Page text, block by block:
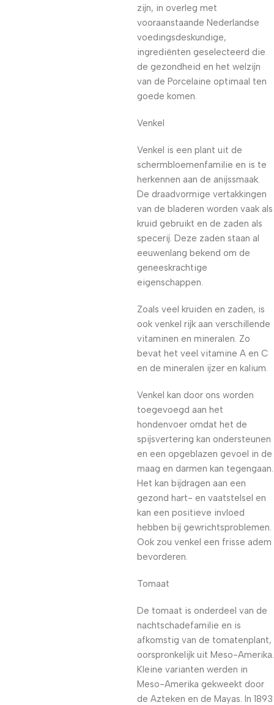
zijn, in overleg met
vooraanstaande Nederlandse
voedingsdeskundige,
ingrediënten geselecteerd die
de gezondheid en het welzijn
van de Porcelaine optimaal ten
goede komen.
Venkel
Venkel is een plant uit de
schermbloemenfamilie en is te
herkennen aan de anijssmaak.
De draadvormige vertakkingen
van de bladeren worden vaak als
kruid gebruikt en de zaden als
specerij. Deze zaden staan al
eeuwenlang bekend om de
geneeskrachtige
eigenschappen.
Zoals veel kruiden en zaden, is
ook venkel rijk aan verschillende
vitaminen en mineralen. Zo
bevat het veel vitamine A en C
en de mineralen ijzer en kalium.
Venkel kan door ons worden
toegevoegd aan het
hondenvoer omdat het de
spijsvertering kan ondersteunen
en een opgeblazen gevoel in de
maag en darmen kan tegengaan.
Het kan bijdragen aan een
gezond hart- en vaatstelsel en
kan een positieve invloed
hebben bij gewrichtsproblemen.
Ook zou venkel een frisse adem
bevorderen.
Tomaat
De tomaat is onderdeel van de
nachtschadefamilie en is
afkomstig van de tomatenplant,
oorspronkelijk uit Meso-Amerika.
Kleine varianten werden in
Meso-Amerika gekweekt door
de Azteken en de Mayas. In 1893